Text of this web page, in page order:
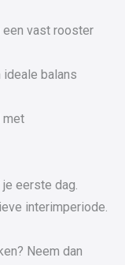
een vast rooster
ideale balans
met
je eerste dag.
interimperiode.
Neem dan